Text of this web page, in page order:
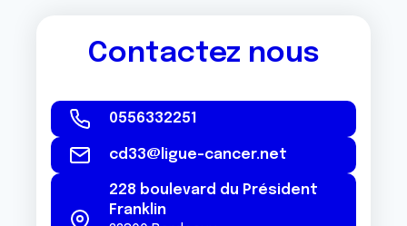
Contactez nous
0556332251
cd33@ligue-cancer.net
228 boulevard du Président
Franklin